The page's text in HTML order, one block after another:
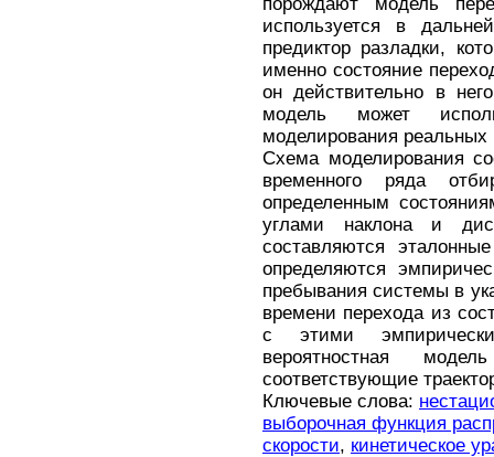
используется в
предиктор разладки,
именно состояние
он действительно в
модель может
моделирования
Схема моделирования
временного ряда
определенным
углами наклона и
составляются
определяются
пребывания системы в
времени перехода из
с этими
вероятностная
соответствующие
Ключевые слова:
выборочная функция
скорости, кинетическое